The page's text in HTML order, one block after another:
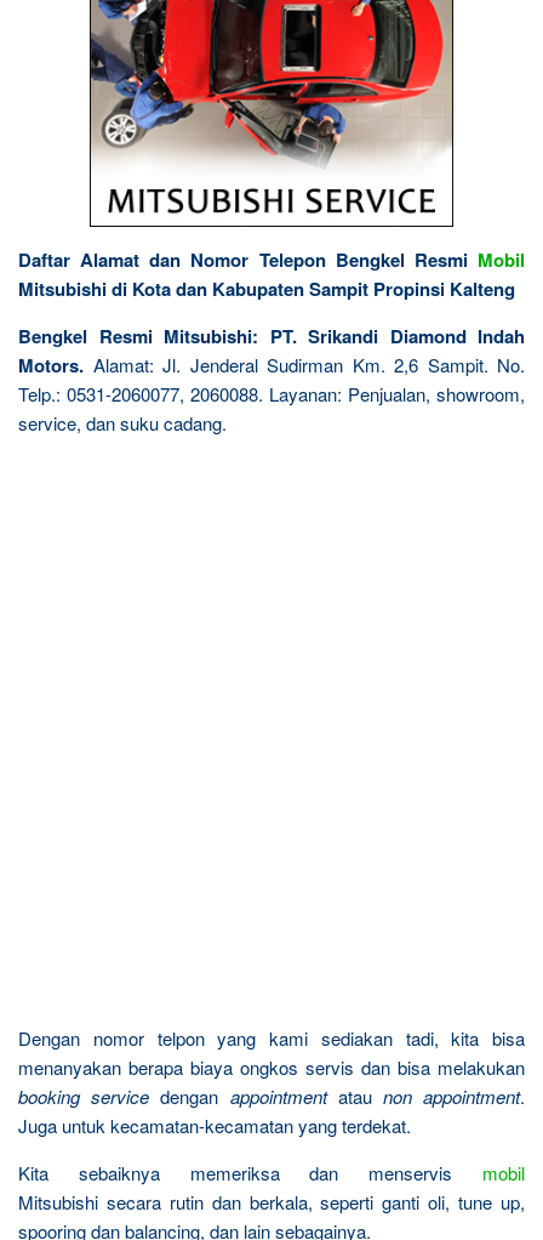
Daftar Alamat dan Nomor Telepon Bengkel Resmi Mobil
Mitsubishi di Kota dan Kabupaten Sampit Propinsi Kalteng
Bengkel Resmi Mitsubishi: PT. Srikandi Diamond Indah
Motors. Alamat: Jl. Jenderal Sudirman Km. 2,6 Sampit. No.
Telp.: 0531-2060077, 2060088. Layanan: Penjualan, showroom,
service, dan suku cadang.
Dengan nomor telpon yang kami sediakan tadi, kita bisa
menanyakan berapa biaya ongkos servis dan bisa melakukan
booking service dengan appointmentatau non appointment.
Juga untuk kecamatan-kecamatan yang terdekat.
Kita sebaiknya memeriksa dan menservis mobil
Mitsubishi secara rutin dan berkala, seperti ganti oli, tune up,
spooring dan balancing, dan lain sebagainya.